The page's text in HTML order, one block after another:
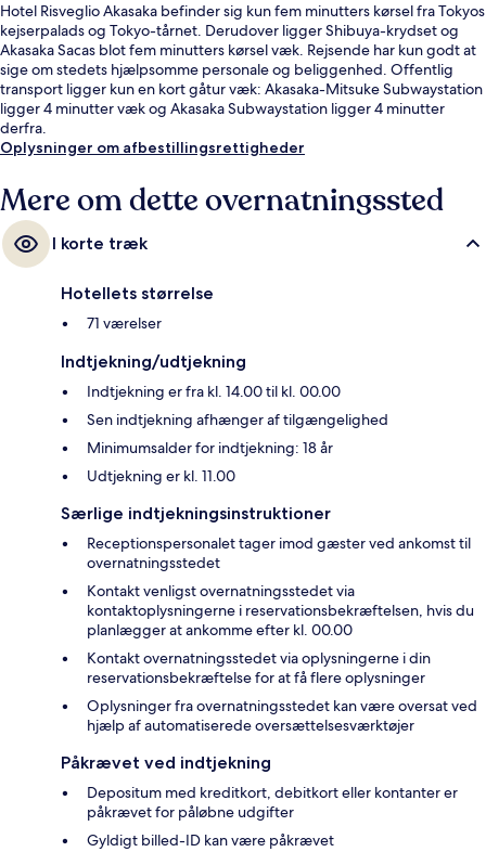
Hotel Risveglio Akasaka befinder sig kun fem minutters kørsel fra Tokyos
kejserpalads og Tokyo-tårnet. Derudover ligger Shibuya-krydset og
Akasaka Sacas blot fem minutters kørsel væk. Rejsende har kun godt at
sige om stedets hjælpsomme personale og beliggenhed. Offentlig
transport ligger kun en kort gåtur væk: Akasaka-Mitsuke Subwaystation
ligger 4 minutter væk og Akasaka Subwaystation ligger 4 minutter
derfra.
Oplysninger om afbestillingsrettigheder
Mere om dette overnatningssted
I korte træk
Hotellets størrelse
71 værelser
Indtjekning/udtjekning
Indtjekning er fra kl. 14.00 til kl. 00.00
Sen indtjekning afhænger af tilgængelighed
Minimumsalder for indtjekning: 18 år
Udtjekning er kl. 11.00
Særlige indtjekningsinstruktioner
Receptionspersonalet tager imod gæster ved ankomst til
overnatningsstedet
Kontakt venligst overnatningsstedet via
kontaktoplysningerne i reservationsbekræftelsen, hvis du
planlægger at ankomme efter kl. 00.00
Kontakt overnatningsstedet via oplysningerne i din
reservationsbekræftelse for at få flere oplysninger
Oplysninger fra overnatningsstedet kan være oversat ved
hjælp af automatiserede oversættelsesværktøjer
Påkrævet ved indtjekning
Depositum med kreditkort, debitkort eller kontanter er
påkrævet for påløbne udgifter
Gyldigt billed-ID kan være påkrævet